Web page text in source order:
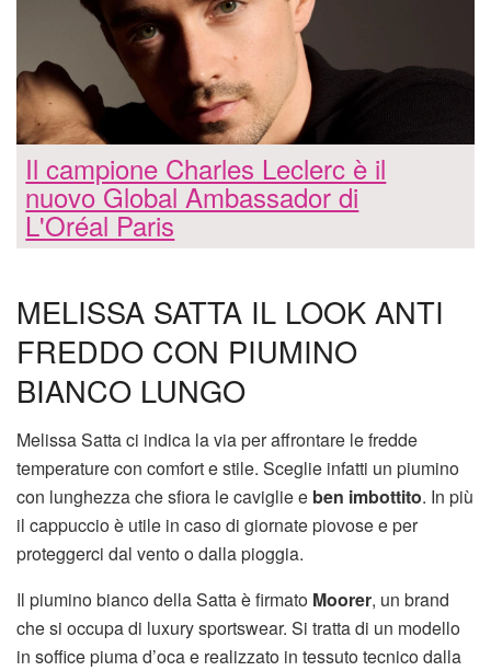
Il campione Charles Leclerc è il
nuovo Global Ambassador di
L'Oréal Paris
MELISSA SATTA IL LOOK ANTI
FREDDO CON PIUMINO
BIANCO LUNGO
Melissa Satta ci indica la via per affrontare le fredde
temperature con comfort e stile. Sceglie infatti un piumino
con lunghezza che sfiora le caviglie e ben imbottito. In più
il cappuccio è utile in caso di giornate piovose e per
proteggerci dal vento o dalla pioggia.
Il piumino bianco della Satta è firmato Moorer, un brand
che si occupa di luxury sportswear. Si tratta di un modello
in soffice piuma d’oca e realizzato in tessuto tecnico dalla